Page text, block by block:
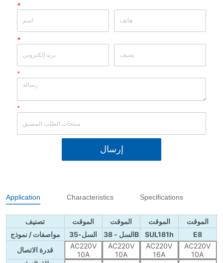
*
*
*
*
إرسال
Application Characteristics Specifications